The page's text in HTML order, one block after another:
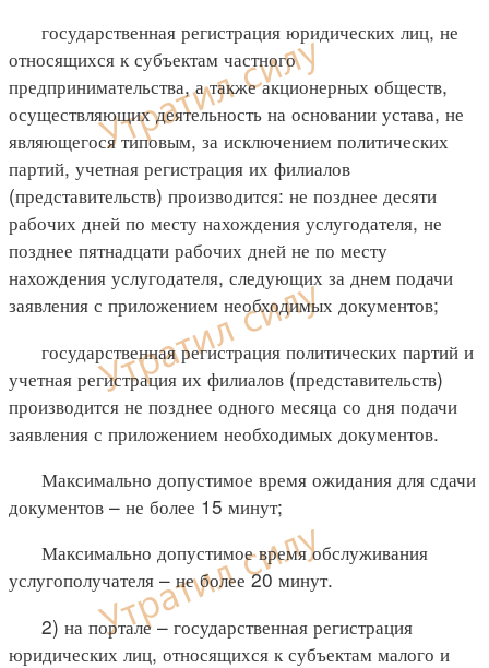
государственная регистрация юридических лиц, не
относящихся к субъектам частного
предпринимательства, а также акционерных обществ,
осуществляющих деятельность на основании устава, не
являющегося типовым, за исключением политических
партий, учетная регистрация их филиалов
(представительств) производится: не позднее десяти
рабочих дней по месту нахождения услугодателя, не
позднее пятнадцати рабочих дней не по месту
нахождения услугодателя, следующих за днем подачи
заявления с приложением необходимых документов;
государственная регистрация политических партий и
учетная регистрация их филиалов (представительств)
производится не позднее одного месяца со дня подачи
заявления с приложением необходимых документов.
Максимально допустимое время ожидания для сдачи
документов – не более 15 минут;
Максимально допустимое время обслуживания
услугополучателя – не более 20 минут.
2) на портале – государственная регистрация
юридических лиц, относящихся к субъектам малого и